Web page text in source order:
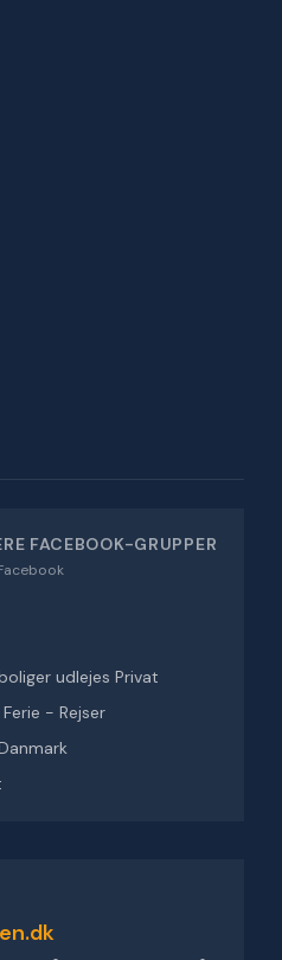
FACEBOOK-GRUPPER
udlejes Privat
- Rejser